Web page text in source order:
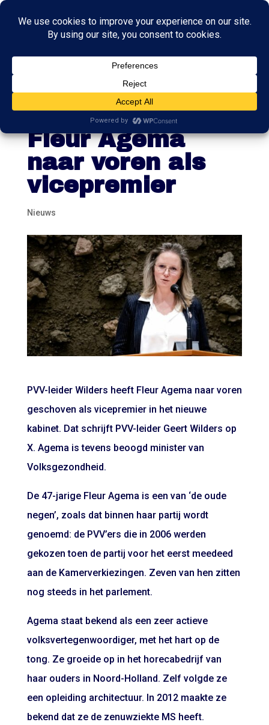
PVV-leider
Wilders schuift
Fleur Agema
naar voren als
vicepremier
Nieuws
PVV-leider Wilders heeft Fleur Agema naar voren
geschoven als vicepremier in het nieuwe
kabinet. Dat schrijft PVV-leider Geert Wilders op
X. Agema is tevens beoogd minister van
Volksgezondheid.
De 47-jarige Fleur Agema is een van ‘de oude
negen’, zoals dat binnen haar partij wordt
genoemd: de PVV’ers die in 2006 werden
gekozen toen de partij voor het eerst meedeed
aan de Kamerverkiezingen. Zeven van hen zitten
nog steeds in het parlement.
Agema staat bekend als een zeer actieve
volksvertegenwoordiger, met het hart op de
tong. Ze groeide op in het horecabedrijf van
haar ouders in Noord-Holland. Zelf volgde ze
een opleiding architectuur. In 2012 maakte ze
bekend dat ze de zenuwziekte MS heeft.